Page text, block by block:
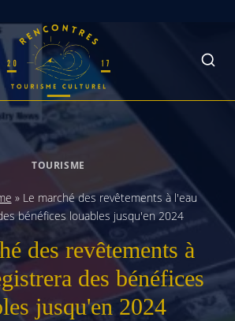
TOURISME
» Le marché des revêtements à l'eau
bénéfices louables jusqu'en 2024
des revêtements à
des bénéfices
jusqu'en 2024